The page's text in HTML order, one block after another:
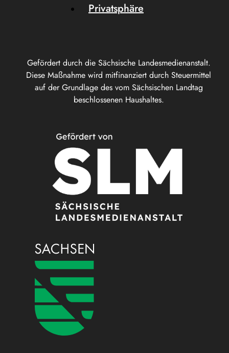
Gefördert durch die Sächsische Landesmedienanstalt.
Diese Maßnahme wird mitfinanziert durch Steuermittel
auf der Grundlage des vom Sächsischen Landtag
beschlossenen Haushaltes.
Privatsphäre